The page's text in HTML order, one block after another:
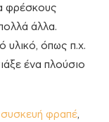
φρέσκους
άλλα.
υλικό, όπως π.χ.
ένα πλούσιο
συσκευή φραπέ,